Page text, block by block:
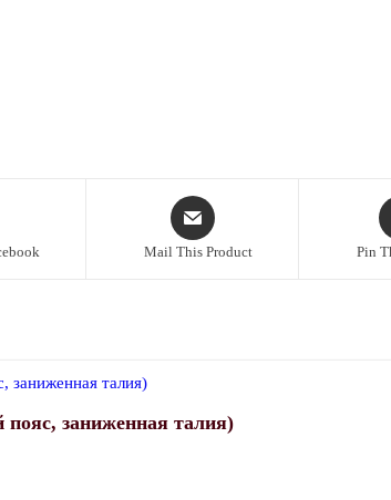
Mail This Product Pin
заниженная талия)